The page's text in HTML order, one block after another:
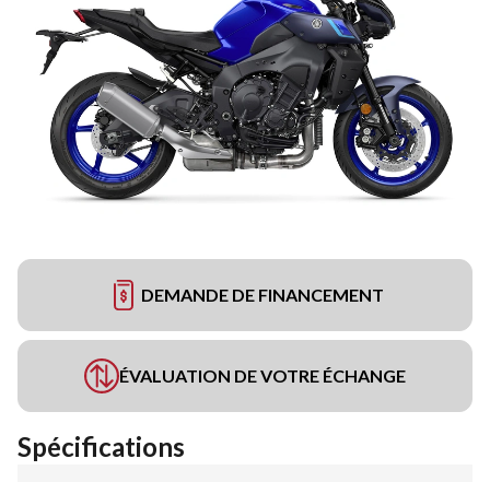
DEMANDE DE FINANCEMENT
ÉVALUATION DE VOTRE ÉCHANGE
Spécifications